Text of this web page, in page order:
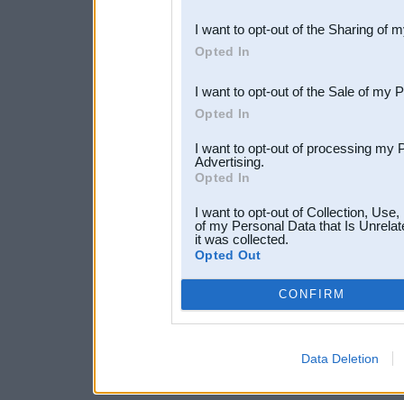
Downstream Participants
third parties.
I want to opt-out of the Sharing of
Opted In
I want to opt-out of the Sale of my
Opted In
I want to opt-out of processing my
Advertising.
Opted In
I want to opt-out of Collection,
of my Personal Data that Is
it was collected.
Opted Out
CONFIRM
Data Deletion